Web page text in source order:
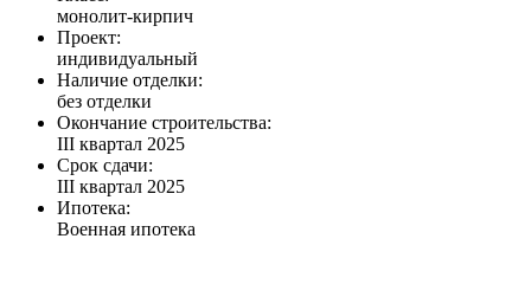
монолит-кирпич
Проект:
индивидуальный
Наличие отделки:
без отделки
Окончание строительства:
III квартал 2025
Срок сдачи:
III квартал 2025
Ипотека:
Военная ипотека